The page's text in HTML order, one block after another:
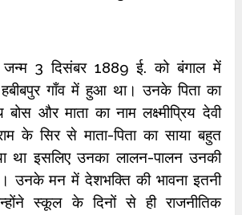
जन्म 3 दिसंबर 1889 ई. को बंगाल में
गाँव में हुआ था। उनके पिता का
और माता का नाम लक्ष्मीप्रिय देवी
के सिर से माता-पिता का साया बहुत
था इसलिए उनका लालन-पालन उनकी
उनके मन में देशभक्ति की भावना इतनी
स्कूल के दिनों से ही राजनीतिक